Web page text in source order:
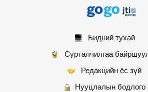
Бидний тухай
Сурталчилгаа
Редакцийн ёс зүй
Нууцлалын бодлого